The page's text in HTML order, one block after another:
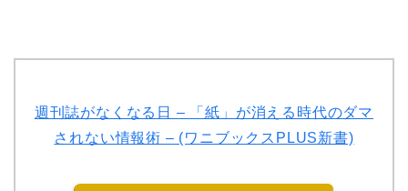
週刊誌がなくなる日 – 「紙」が消える時代のダマ
されない情報術 – (ワニブックスPLUS新書)